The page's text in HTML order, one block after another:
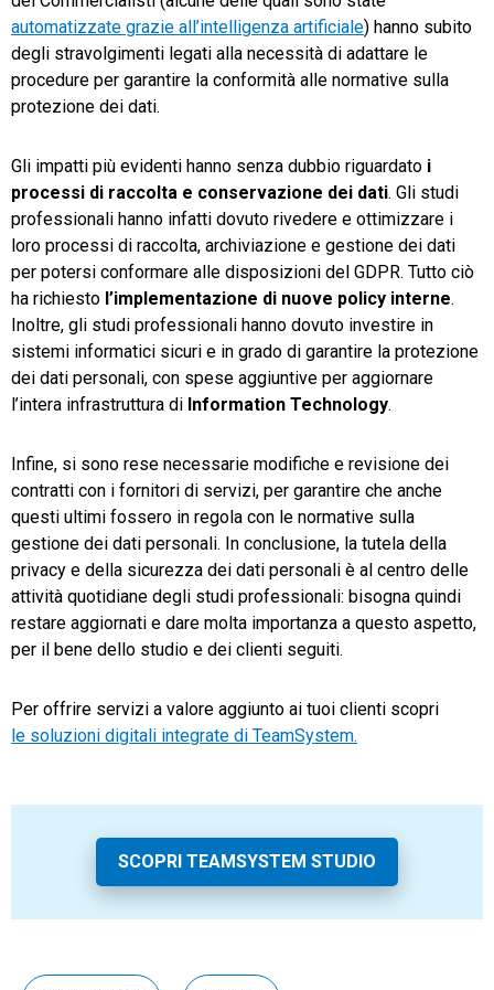
automatizzate grazie all’intelligenza artificiale) hanno subito
degli stravolgimenti legati alla necessità di adattare le
procedure per garantire la conformità alle normative sulla
protezione dei dati.
Gli impatti più evidenti hanno senza dubbio riguardato i
processi di raccolta e conservazione dei dati. Gli studi
professionali hanno infatti dovuto rivedere e ottimizzare i
loro processi di raccolta, archiviazione e gestione dei dati
per potersi conformare alle disposizioni del GDPR. Tutto ciò
ha richiesto l’implementazione di nuove policy interne.
Inoltre, gli studi professionali hanno dovuto investire in
sistemi informatici sicuri e in grado di garantire la protezione
dei dati personali, con spese aggiuntive per aggiornare
l’intera infrastruttura di Information Technology.
Infine, si sono rese necessarie modifiche e revisione dei
contratti con i fornitori di servizi, per garantire che anche
questi ultimi fossero in regola con le normative sulla
gestione dei dati personali. In conclusione, la tutela della
privacy e della sicurezza dei dati personali è al centro delle
attività quotidiane degli studi professionali: bisogna quindi
restare aggiornati e dare molta importanza a questo aspetto,
per il bene dello studio e dei clienti seguiti.
Per offrire servizi a valore aggiunto ai tuoi clienti scopri
le soluzioni digitali integrate di TeamSystem.
SCOPRI TEAMSYSTEM STUDIO